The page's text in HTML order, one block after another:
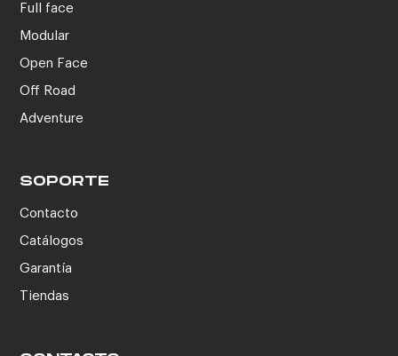
Full face
Modular
Open Face
Off Road
Adventure
SOPORTE
Contacto
Catálogos
Garantía
Tiendas